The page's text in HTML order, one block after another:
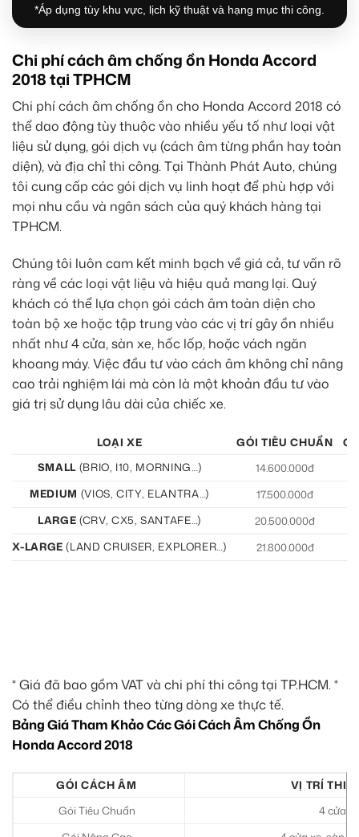
*Áp dụng tùy khu vực, lịch kỹ thuật và hạng mục thi công.
Chi phí cách âm chống ồn Honda Accord
2018 tại TPHCM
Chi phí cách âm chống ồn cho Honda Accord 2018 có
thể dao động tùy thuộc vào nhiều yếu tố như loại vật
liệu sử dụng, gói dịch vụ (cách âm từng phần hay toàn
diện), và địa chỉ thi công. Tại Thành Phát Auto, chúng
tôi cung cấp các gói dịch vụ linh hoạt để phù hợp với
mọi nhu cầu và ngân sách của quý khách hàng tại
TPHCM.
Chúng tôi luôn cam kết minh bạch về giá cả, tư vấn rõ
ràng về các loại vật liệu và hiệu quả mang lại. Quý
khách có thể lựa chọn gói cách âm toàn diện cho
toàn bộ xe hoặc tập trung vào các vị trí gây ồn nhiều
nhất như 4 cửa, sàn xe, hốc lốp, hoặc vách ngăn
khoang máy. Việc đầu tư vào cách âm không chỉ nâng
cao trải nghiệm lái mà còn là một khoản đầu tư vào
giá trị sử dụng lâu dài của chiếc xe.
LOẠI XE GÓI TIÊU CHUẨN
SMALL (BRIO, I10, MORNING…) 14.600.000đ
MEDIUM (VIOS, CITY, ELANTRA…) 17.500.000đ
LARGE (CRV, CX5, SANTAFE…) 20.500.000đ
X-LARGE(LAND CRUISER, EXPLORER…) 21.800.000đ
* Giá đã bao gồm VAT và chi phí thi công tại TP.HCM. *
Có thể điều chỉnh theo từng dòng xe thực tế.
Bảng Giá Tham Khảo Các Gói Cách Âm Chống Ồn
Honda Accord 2018
GÓI CÁCH ÂM
VỊ TRÍ THI
Gói Tiêu Chuẩn
4 cửa